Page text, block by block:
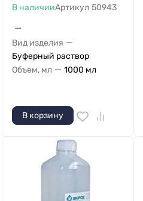
В наличииАртикул 50943
—
Вид изделия —
Буферный раствор
Объем, мл — 1000 мл
В корзину